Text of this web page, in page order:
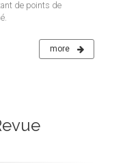
de points de
more